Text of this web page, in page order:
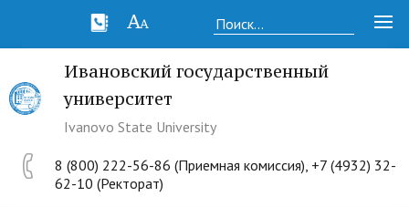
Ивановский государственный
университет
Ivanovo State University
8 (800) 222-56-86 (Приемная комиссия), +7 (4932) 32-
62-10 (Ректорат)